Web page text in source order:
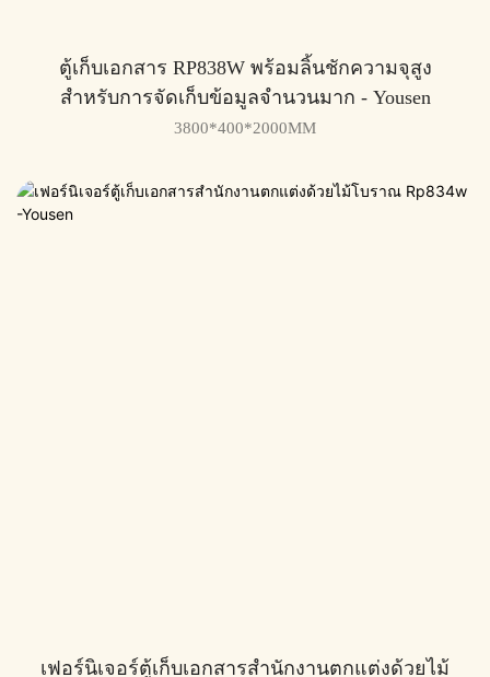
ตู้เก็บเอกสาร RP838W พร้อมลิ้นชักความจุสูง
สำหรับการจัดเก็บข้อมูลจำนวนมาก - Yousen
3800*400*2000MM
เฟอร์นิเจอร์ตู้เก็บเอกสารสำนักงานตกแต่งด้วยไม้